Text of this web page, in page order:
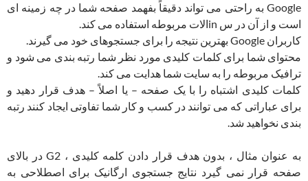
Google به راحتی می تواند دقیقاً بفهمد صفحه شما در چه زمینه ای
است و از آن در س inالات مربوطه استفاده می کند.
کاربران Google بهترین نتیجه را برای جستجوهای خود می گیرند.
محتوای شما برای کلمات کلیدی مورد نظر شما رتبه بندی می شود و
ترافیک مربوطه را به سایت شما هدایت می کند.
کلمات کلیدی اشتباه را با یک صفحه – یا اصلاً – هدف قرار دهید و
برای عباراتی که می توانند در کسب و کار شما تفاوتی ایجاد کنند رتبه
بندی نخواهید شد.
به عنوان مثال ، بدون هدف قرار دادن کلمه کلیدی ، G2 در بالای
صفحه قرار نمی گیرد نتایج جستجوی ارگانیک برای اصطلاحی به